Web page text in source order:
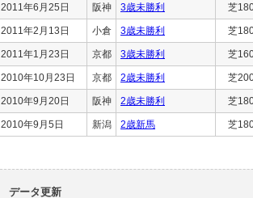
2011年6月25日 阪神 3歳未勝利 芝
2011年2月13日 小倉 3歳未勝利 芝
2011年1月23日 京都 3歳未勝利 芝
2010年10月23日 京都 2歳未勝利 芝
2010年9月20日 阪神 2歳未勝利 芝
2010年9月5日 新潟 2歳新馬 芝
データ更新